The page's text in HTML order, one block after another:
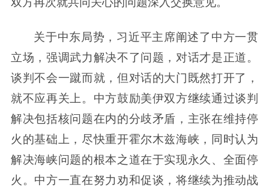
关于中东局势，习近平主席阐述了中方一贯
立场，强调武力解决不了问题，对话才是正道。
谈判不会一蹴而就，但对话的大门既然打开了，
就不应再关上。中方鼓励美伊双方继续通过谈判
解决包括核问题在内的分歧矛盾，主张在维持停
火的基础上，尽快重开霍尔木兹海峡，同时认为
解决海峡问题的根本之道在于实现永久、全面停
火。中方一直在努力劝和促谈，将继续为推动战